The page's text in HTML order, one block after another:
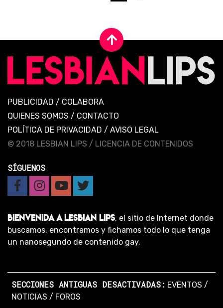
PUBLICIDAD / COLABORA
QUIENES SOMOS / CONTACTO
POLÍTICA DE PRIVACIDAD / AVISO LEGAL
© 2018 LESBIAN LIPS / LICENCIA DE CONTENIDOS
SÍGUENOS
BIENVENIDA A LESBIAN LIPS, el sitio de Internet donde
buscamos, encontramos y fichamos todo lo que tenga
un nanosegundo de contenido gay.
SECCIONES ANTIGUAS DESACTIVADAS: EVENTOS /
NOTICIAS / FOROS